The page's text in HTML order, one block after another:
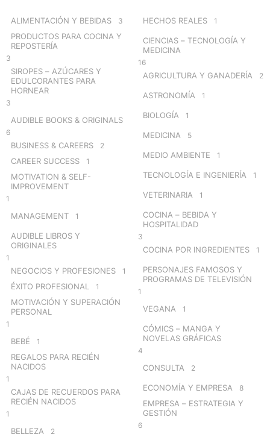
ALIMENTACIÓN Y BEBIDAS 3
PRODUCTOS PARA COCINA Y
REPOSTERÍA
3
SIROPES – AZÚCARES Y
EDULCORANTES PARA
HORNEAR
3
AUDIBLE BOOKS & ORIGINALS
6
BUSINESS & CAREERS 2
CAREER SUCCESS 1
MOTIVATION & SELF-
IMPROVEMENT
1
MANAGEMENT 1
AUDIBLE LIBROS Y
ORIGINALES
1
NEGOCIOS Y PROFESIONES 1
ÉXITO PROFESIONAL 1
MOTIVACIÓN Y SUPERACIÓN
PERSONAL
1
BEBÉ 1
REGALOS PARA RECIÉN
NACIDOS
1
CAJAS DE RECUERDOS PARA
RECIÉN NACIDOS
1
BELLEZA 2
HECHOS REALES 1
CIENCIAS – TECNOLOGÍA Y
MEDICINA
16
AGRICULTURA Y GANADERÍA 2
ASTRONOMÍA 1
BIOLOGÍA 1
MEDICINA 5
MEDIO AMBIENTE 1
TECNOLOGÍA E INGENIERÍA 1
VETERINARIA 1
COCINA – BEBIDA Y
HOSPITALIDAD
3
COCINA POR INGREDIENTES 1
PERSONAJES FAMOSOS Y
PROGRAMAS DE TELEVISIÓN
1
VEGANA 1
CÓMICS – MANGA Y
NOVELAS GRÁFICAS
4
CONSULTA 2
ECONOMÍA Y EMPRESA 8
EMPRESA – ESTRATEGIA Y
GESTIÓN
6